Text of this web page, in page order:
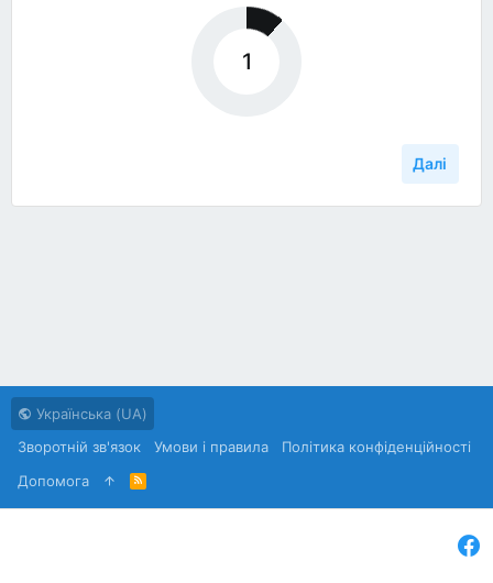
1
Далі
Українська (UA)
Зворотній зв'язок
Умови і правила
Політика конфіденційності
Дoпoмoга
R
S
S